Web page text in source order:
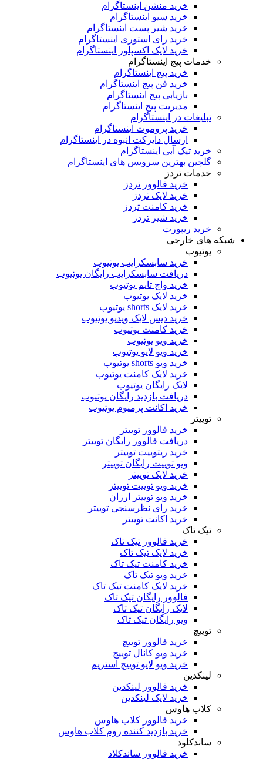
خرید منشن اینستاگرام
خرید سیو اینستاگرام
خرید شیر پست اینستاگرام
خرید رای استوری اینستاگرام
خرید لایک اکسپلور اینستاگرام
خدمات پیج اینستاگرام
خرید پیج اینستاگرام
خرید فن پیج اینستاگرام
بازیابی پیج اینستاگرام
مدیریت پیج اینستاگرام
تبلیغات در اینستاگرام
خرید پروموت اینستاگرام
ارسال دایرکت انبوه در اینستاگرام
خرید تیک آبی اینستاگرام
گلچین بهترین سرویس های اینستاگرام
خدمات تردز
خرید فالوور تردز
خرید لایک تردز
خرید کامنت تردز
خرید شیر تردز
خرید ریپورت
شبکه های خارجی
یوتیوب
خرید سابسکرایب یوتیوب
دریافت سابسکرایب رایگان یوتیوب
خرید واچ تایم یوتیوب
خرید لایک یوتیوب
خرید لایک shorts یوتیوب
خرید دیس لایک ویدیو یوتیوب
خرید کامنت یوتیوب
خرید ویو یوتیوب
خرید ویو لایو یوتیوب
خرید ویو shorts یوتیوب
خرید لایک کامنت یوتیوب
لایک رایگان یوتیوب
دریافت بازدید رایگان یوتیوب
خرید اکانت پرمیوم یوتیوب
توییتر
خرید فالوور توییتر
دریافت فالوور رایگان توییتر
خرید ریتوییت توییتر
ویو توییت رایگان توییتر
خرید لایک توییتر
خرید ویو توییت توییتر
خرید ویو توییتر ارزان
خرید رای نظرسنجی توییتر
خرید اکانت توییتر
تیک تاک
خرید فالوور تیک تاک
خرید لایک تیک تاک
خرید کامنت تیک ‌تاک
خرید ویو تیک تاک
خرید لایک کامنت تیک تاک
فالوور رایگان تیک تاک
لایک رایگان تیک تاک
ویو رایگان تیک تاک
توییچ
خرید فالوور توییچ
خرید ویو کانال توییچ
خرید ویو لایو توییچ استریم
لینکدین
خرید فالوور لینکدین
خرید لایک لینکدین
کلاب هاوس
خرید فالوور کلاب هاوس
خرید بازدید کننده روم کلاب هاوس
ساندکلود
خرید فالوور ساندکلاد